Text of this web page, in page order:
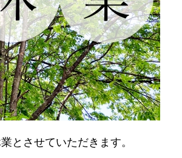
とさせていただきます。